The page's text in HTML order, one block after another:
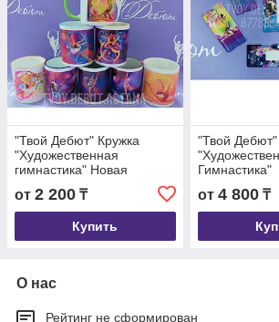
"Твой Дебют" Кружка
"Художественная
гимнастика" Новая
Коллекция!
от 2 200 ₸
Купить
"Твой
Гимнастика"
от 4 800₸
О нас
Рейтинг не сформирован